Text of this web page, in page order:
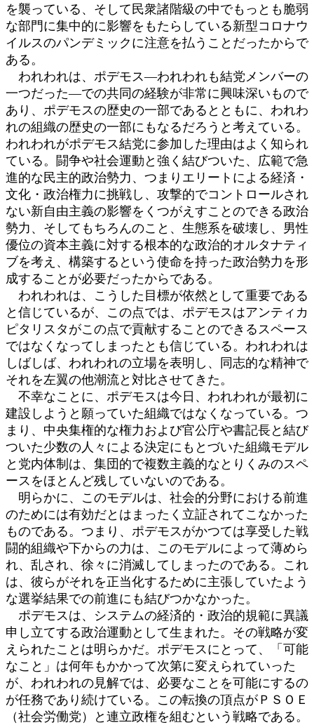
を襲っている、そして民衆諸階級の中でもっとも脆弱
な部門に集中的に影響をもたらしている新型コロナウ
イルスのパンデミックに注意を払うことだったからで
ある。
われわれは、ポデモス―われわれも結党メンバーの
一つだった―での共同の経験が非常に興味深いもので
あり、ポデモスの歴史の一部であるとともに、われわ
れの組織の歴史の一部にもなるだろうと考えている。
われわれがポデモス結党に参加した理由はよく知られ
ている。闘争や社会運動と強く結びついた、広範で急
進的な民主的政治勢力、つまりエリートによる経済・
文化・政治権力に挑戦し、攻撃的でコントロールされ
ない新自由主義の影響をくつがえすことのできる政治
勢力、そしてもちろんのこと、生態系を破壊し、男性
優位の資本主義に対する根本的な政治的オルタナティ
ブを考え、構築するという使命を持った政治勢力を形
成することが必要だったからである。
われわれは、こうした目標が依然として重要である
と信じているが、この点では、ポデモスはアンティカ
ピタリスタがこの点で貢献することのできるスペース
ではなくなってしまったとも信じている。われわれは
しばしば、われわれの立場を表明し、同志的な精神で
それを左翼の他潮流と対比させてきた。
不幸なことに、ポデモスは今日、われわれが最初に
建設しようと願っていた組織ではなくなっている。つ
まり、中央集権的な権力および官公庁や書記長と結び
ついた少数の人々による決定にもとづいた組織モデル
と党内体制は、集団的で複数主義的なとりくみのスペ
ースをほとんど残していないのである。
明らかに、このモデルは、社会的分野における前進
のためには有効だとはまったく立証されてこなかった
ものである。つまり、ポデモスがかつては享受した戦
闘的組織や下からの力は、このモデルによって薄めら
れ、乱され、徐々に消滅してしまったのである。これ
は、彼らがそれを正当化するために主張していたよう
な選挙結果での前進にも結びつかなかった。
ポデモスは、システムの経済的・政治的規範に異議
申し立てする政治運動として生まれた。その戦略が変
えられたことは明らかだ。ポデモスにとって、「可能
なこと」は何年もかかって次第に変えられていった
が、われわれの見解では、必要なことを可能にするの
が任務であり続けている。この転換の頂点がＰＳＯＥ
（社会労働党）と連立政権を組むという戦略である。